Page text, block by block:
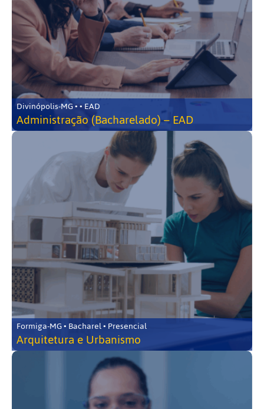
Divinópolis-MG • • EAD
Administração (Bacharelado) – EAD
Formiga-MG • Bacharel • Presencial
Arquitetura e Urbanismo